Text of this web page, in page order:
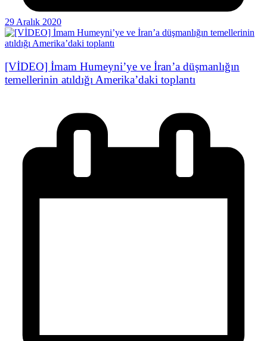
29 Aralık 2020
[VİDEO] İmam Humeyni’ye ve İran’a düşmanlığın
temellerinin atıldığı Amerika’daki toplantı